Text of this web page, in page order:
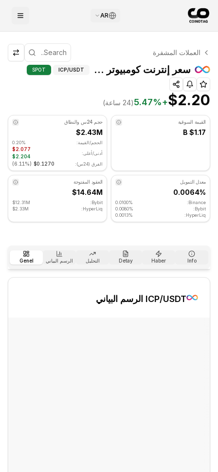
AR
التحليل الفني لـ إنترنت كومبيوتر
العملات المشفرة
سعر إنترنت كومبيوتر (ICP) التحليل الفني
ICP/USDT
SPOT
$2.20
+
5.47% (24 ساعة)
القيمة السوقية
$1.17 B
حجم 24س والنطاق
$2.43M
الحجم/القيمة:
0.20%
أدنى/أعلى:
$2.077
$2.204
الفرق (24س): $0.1270
(
6.11%
)
معدل التمويل
0.0064%
Binance:
0.0100%
Bybit:
0.0080%
HyperLiq:
0.0013%
العقود المفتوحة
$14.64M
Bybit:
$12.31M
HyperLiq:
$2.33M
Genel الرسم البياني التحليل Detay Haber Info
ICP/USDT الرسم البياني